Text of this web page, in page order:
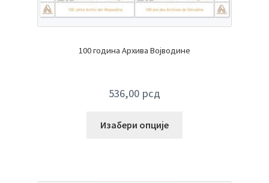
100 година Архива Војводине
536,00 рсд
Изабери опције